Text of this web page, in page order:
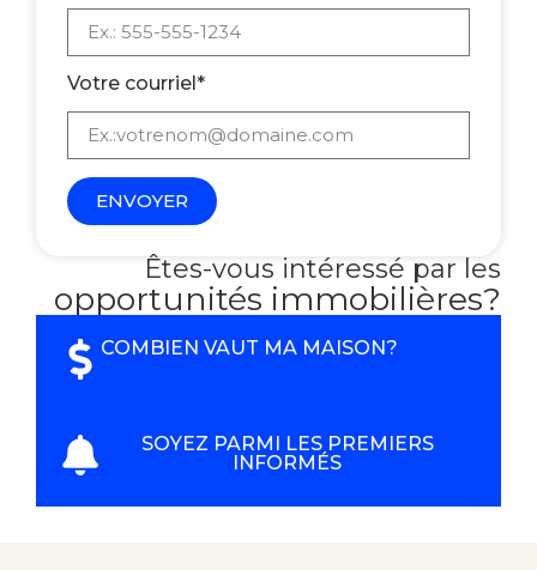
Votre courriel*
ENVOYER
Êtes-vous intéressé par les
opportunités immobilières?
COMBIEN VAUT MA MAISON?
SOYEZ PARMI LES PREMIERS
INFORMÉS